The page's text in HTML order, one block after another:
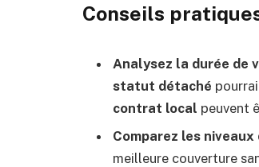
Conseils
Analysez la durée de
statut détaché
contrat local peuvent
Comparez les
meilleure couverture